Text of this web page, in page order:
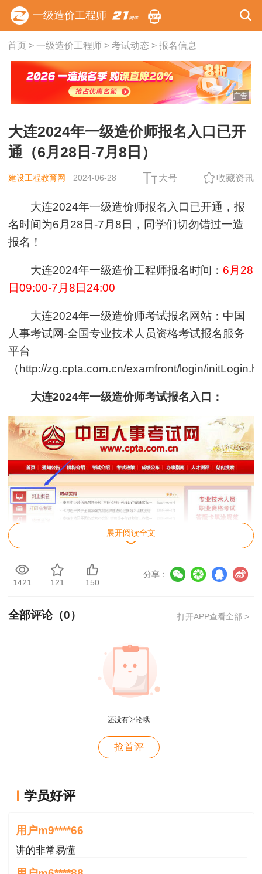
一级造价工程师
首页> 一级造价工程师> 考试动态 > 报名信息
广告
大连2024年一级造价师报名入口已开
通（6月28日-7月8日）
建设工程教育网 2024-06-28 大号 收藏资讯
大连2024年一级造价师报名入口已开通，报
名时间为6月28日-7月8日，同学们切勿错过一造
报名！
大连2024年一级造价工程师报名时间： 6月28
日09:00-7月8日24:00
大连2024年一级造价师考试报名网站：中国
人事考试网-全国专业技术人员资格考试报名服务
平台
（http://zg.cpta.com.cn/examfront/login/
大连2024年一级造价师考试报名入口：
一级造价师报名高峰期人员较多，
可能会造成网络拥堵、报名入口无法进入等情况，
考生们可错开报名高峰期进行一造报名。
展开阅读全文
1421 121 150
分享：
全部评论（0） 打开APP查看全部 >
还没有评论哦
抢首评
学员好评
用户m9****66
用户m6****88